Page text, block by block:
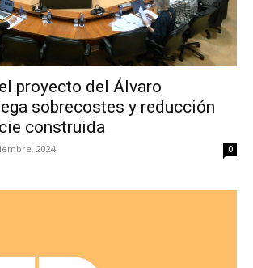
proyecto del Álvaro
sobrecostes y reducción
construida
2024 0